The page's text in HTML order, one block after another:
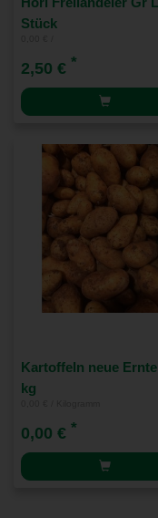
Stück
2,50 € *
Kartoffeln neue Ernte
kg
0,00 € *